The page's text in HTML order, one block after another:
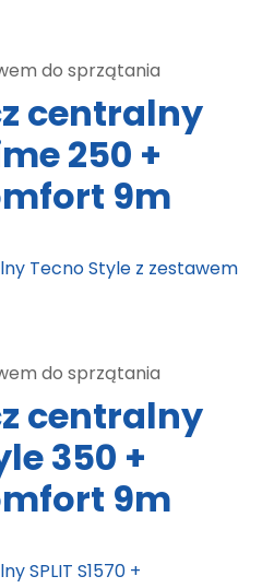
do sprzątania
centralny
250 +
9m
do sprzątania
centralny
350 +
9m